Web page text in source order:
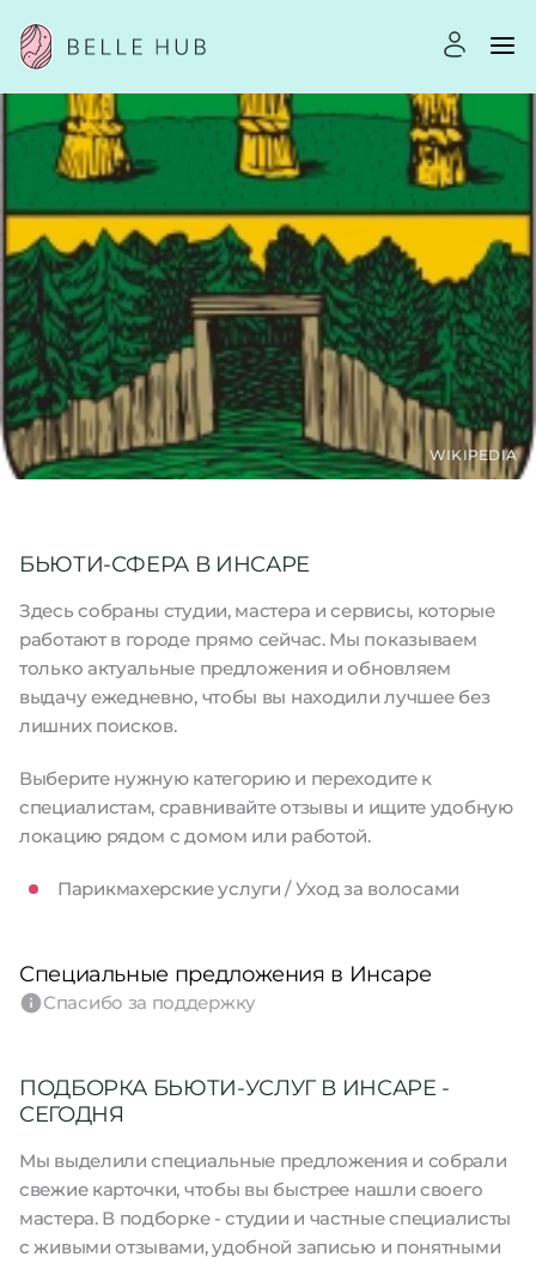
WIKIPEDIA
БЬЮТИ-СФЕРА В ИНСАРЕ
Здесь собраны студии, мастера и сервисы, которые
работают в городе прямо сейчас. Мы показываем
только актуальные предложения и обновляем
выдачу ежедневно, чтобы вы находили лучшее без
лишних поисков.
Выберите нужную категорию и переходите к
специалистам, сравнивайте отзывы и ищите удобную
локацию рядом с домом или работой.
Парикмахерские услуги / Уход за волосами
Специальные предложения в Инсаре
Спасибо за поддержку
ПОДБОРКА БЬЮТИ-УСЛУГ В ИНСАРЕ -
СЕГОДНЯ
Мы выделили специальные предложения и собрали
свежие карточки, чтобы вы быстрее нашли своего
мастера. В подборке - студии и частные специалисты
с живыми отзывами, удобной записью и понятными